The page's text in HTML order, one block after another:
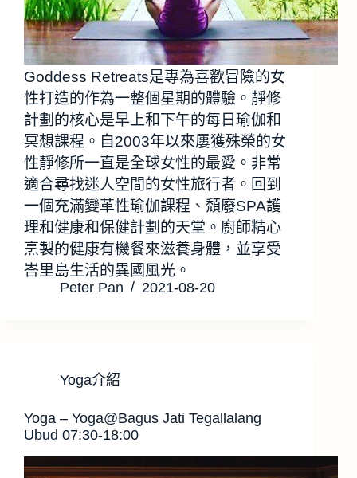
Goddess Retreats是專為喜歡冒險的女
性打造的作為一整個星期的體驗。靜修
計劃的核心是早上和下午的每日瑜伽和
冥想課程。自2003年以來屢獲殊榮的女
性靜修所一直是全球女性的最愛。非常
適合尋找迷人空間的女性旅行者。回到
一個充滿變革性瑜伽課程、頹廢SPA護
理和健康和保健計劃的天堂。廚師精心
烹製的健康有機餐來滋養身體，並享受
峇里島生活的異國風光。
Peter Pan 2021-08-20
Yoga介紹
Yoga – Yoga@Bagus Jati Tegallalang
Ubud 07:30-18:00